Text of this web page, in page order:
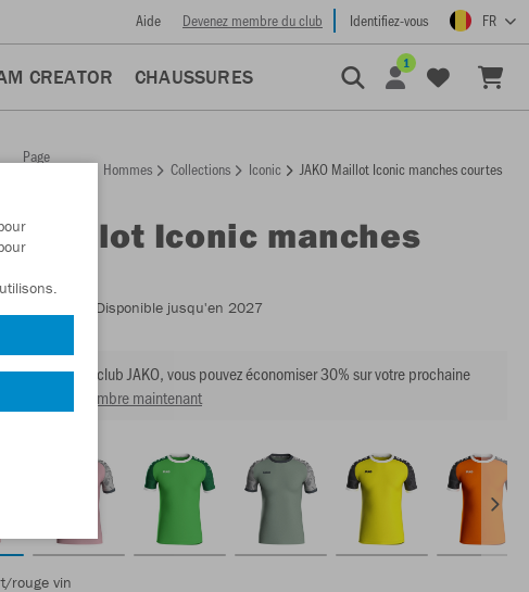
Aide Devenez membre du club Identifiez-vous FR
CREATOR CHAUSSURES
1
Page
Hommes Collections Iconic JAKO Maillot Iconic manches courtes
Maillot Iconic manches
- Disponible jusqu'en 2027
membre du club JAKO, vous pouvez économiser 30% sur votre prochaine
Devenir membre maintenant
rouge vin